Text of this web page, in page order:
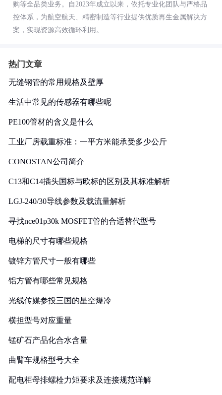
购等全品类业务。自2023年成立以来，依托专业化团队与严格品
控体系，为航空航天、精密制造等行业提供优质再生金属解决方
案，实现资源高效循环利用。
热门文章
无缝钢管的常用规格及壁厚
生活中常见的传感器有哪些呢
PE100管材的含义是什么
工业厂房载重标准：一平方米能承受多少公斤
CONOSTAN公司简介
C13和C14插头国标与欧标的区别及其标准解析
LGJ-240/30导线参数及载流量解析
寻找nce01p30k MOSFET管的合适替代型号
电梯的尺寸有哪些规格
镀锌方管尺寸一般有哪些
铝方管有哪些常见规格
光线传媒参投三国的星空爆冷
横担型号对应重量
锰矿石产品化合水含量
曲臂车规格型号大全
配电柜母排螺栓力矩要求及连接规范详解